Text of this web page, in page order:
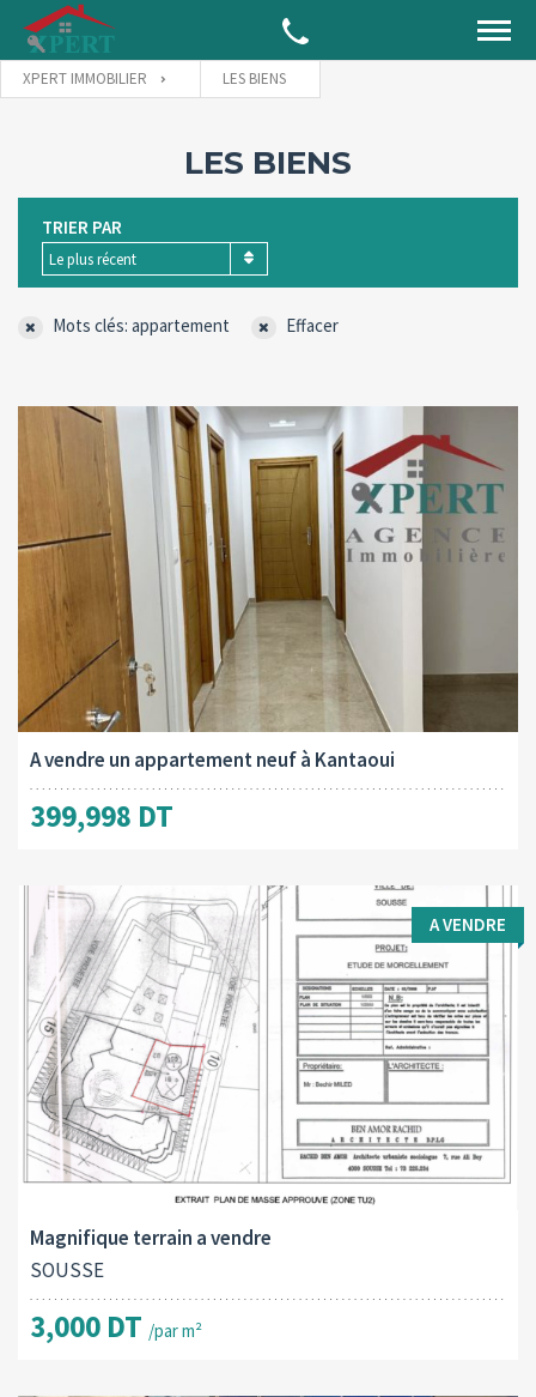
XPERT IMMOBILIER LES BIENS
LES BIENS
TRIER PAR
Le plus récent
Mots clés: appartement Effacer
Surface totale:
120 M2
A vendre un appartement neuf à Kantaoui
399,998 DT
Type d'opération:
A vendre
Surface totale:
515 M2
A VENDRE
Magnifique terrain a vendre
SOUSSE
3,000 DT /par m²